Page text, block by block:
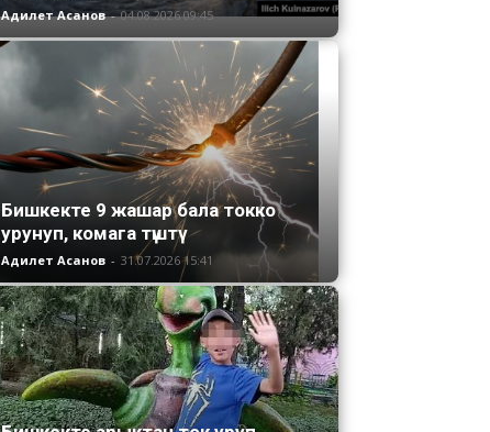
Адилет Асанов - 04.08.2026 09:45
Бишкекте 9 жашар бала токко
урунуп, комага түштү
Адилет Асанов - 31.07.2026 15:41